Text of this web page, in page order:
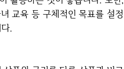
교육 등 구체적인 목표를 설정
.